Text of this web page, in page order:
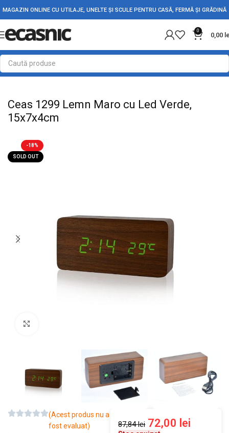
MAGAZIN ONLINE CU UTILAJE, UNELTE ȘI SCULE PENTRU CASĂ, FERMĂ ȘI GRĂDINĂ
0
0,00
Prima pagină Casă Electronice Ceasuri de Camera
Ceas 1299 Lemn Maro cu Led Verde,
15x7x4cm
-18%
SOLD OUT
(Acest produs nu a
fost evaluat)
87,84lei 72,00 lei